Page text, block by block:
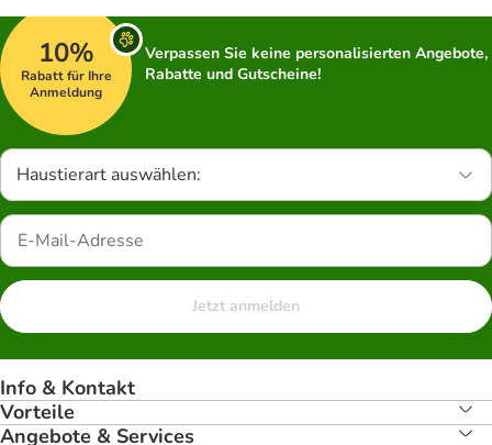
10%
Rabatt für Ihre
Anmeldung
Verpassen Sie keine personalisierten Angebote,
Rabatte und Gutscheine!
Haustierart auswählen:
Jetzt anmelden
Info & Kontakt
Vorteile
Angebote & Services